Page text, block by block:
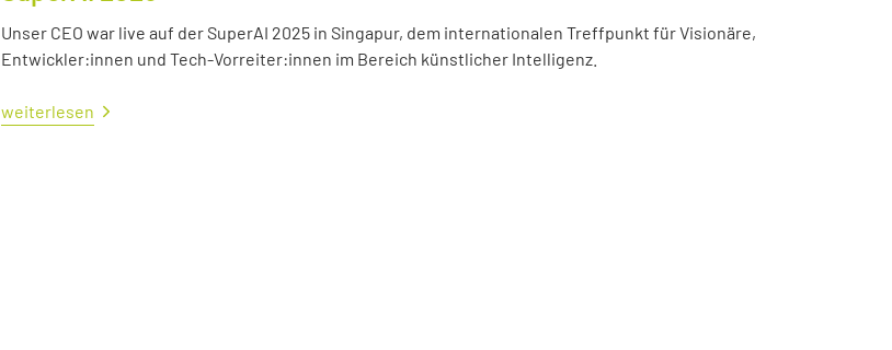
Unser CEO war live auf der SuperAI 2025 in Singapur, dem internationalen Treffpunkt für Visionäre,
Entwickler:innen und Tech-Vorreiter:innen im Bereich künstlicher Intelligenz.
weiterlesen